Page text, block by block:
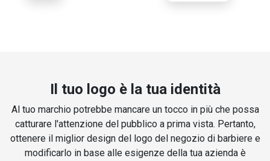
Il tuo logo è la tua identità
Al tuo marchio potrebbe mancare un tocco in più che possa
catturare l'attenzione del pubblico a prima vista. Pertanto,
ottenere il miglior design del logo del negozio di barbiere e
modificarlo in base alle esigenze della tua azienda è